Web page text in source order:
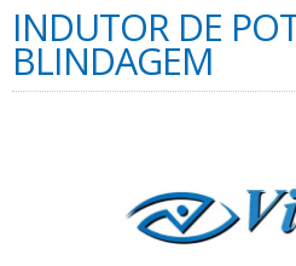
INDUTOR DE
BLINDAGEM